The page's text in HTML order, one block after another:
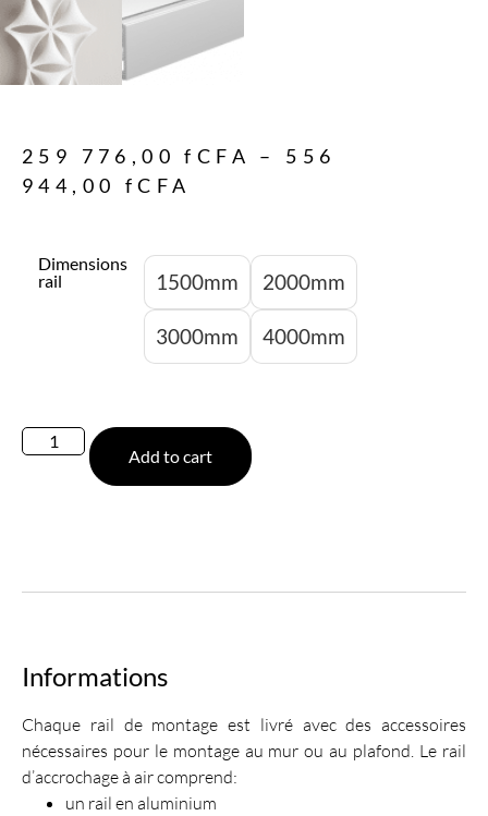
259 776,00fCFA – 556
944,00 fCFA
Dimensions
rail
1500mm 2000mm
3000mm 4000mm
Add to cart
Informations
Chaque rail de montage est livré avec des accessoires
nécessaires pour le montage au mur ou au plafond. Le rail
d’accrochage à air comprend:
un rail en aluminium